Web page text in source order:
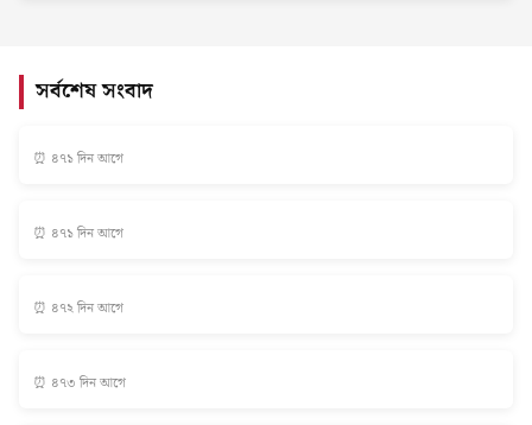
সর্বশেষ সংবাদ
⏰ ৪৭১ দিন আগে
⏰ ৪৭১ দিন আগে
⏰ ৪৭২ দিন আগে
⏰ ৪৭৩ দিন আগে